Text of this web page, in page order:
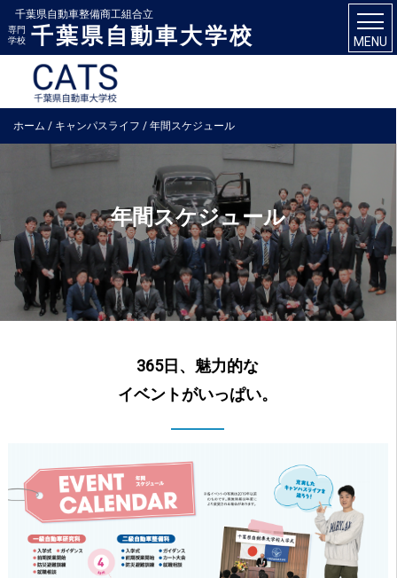
ホーム / キャンパスライフ / 年間スケジュール
千葉県自動車整備商工組合立
専門
学校 千葉県自動車大学校 MENU
年間スケジュール
365日、魅力的な
イベントがいっぱい。